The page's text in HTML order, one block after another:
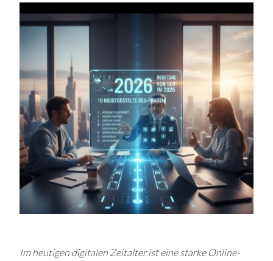
Im heutigen digitalen Zeitalter ist eine starke Online-